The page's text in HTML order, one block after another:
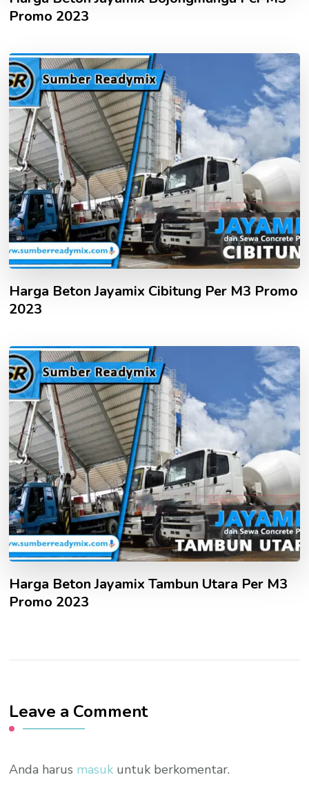
Promo 2023
Harga Beton Jayamix Cibitung Per M3 Promo
2023
Harga Beton Jayamix Tambun Utara Per M3
Promo 2023
Leave a Comment
Anda harus masuk untuk berkomentar.